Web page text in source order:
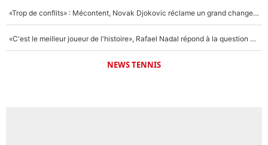
«Trop de conflits» : Mécontent, Novak Djokovic réclame un grand changement !
«C'est le meilleur joueur de l'histoire», Rafael Nadal répond à la question que tout le monde se pose !
NEWS TENNIS